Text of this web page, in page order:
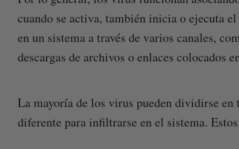
cuando se activa, también inicia o ejecuta
en un sistema a través de varios canales,
descargas de archivos o enlaces colocados
La mayoría de los virus pueden dividirse en
diferente para infiltrarse en el sistema.